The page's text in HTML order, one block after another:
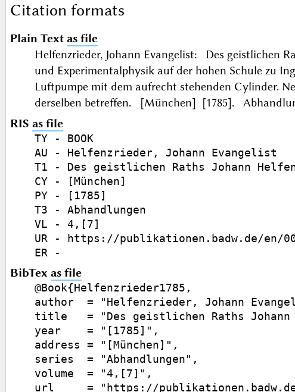
Citation formats
Plain Text as file
Helfenzrieder, Johann Evangelist: Des geistlichen
und Experimentalphysik auf der hohen Schule zu
Luftpumpe mit dem aufrecht stehenden Cylinder.
derselben betreffen. [München] [1785].
RIS as file
TY - BOOK
AU - Helfenzrieder, Johann Evangelist
T1 - Des geistlichen Raths Johann
CY - [München]
PY - [1785]
T3 - Abhandlungen
VL - 4,[7]
UR - https://publikationen.badw.de/en/
BibTex as file
@Book{Helfenzrieder1785,
author  = "Helfenzrieder, Johann
title   = "Des geistlichen Raths Johann
year    = "[1785]",
address = "[München]",
series  = "Abhandlungen",
volume  = "4,[7]",
url     = "https://publikationen.badw.de/